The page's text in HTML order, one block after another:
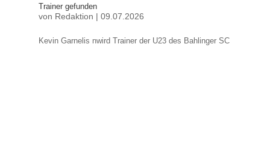
Trainer gefunden
von Redaktion | 09.07.2026
Kevin Garnelis nwird Trainer der U23 des Bahlinger SC